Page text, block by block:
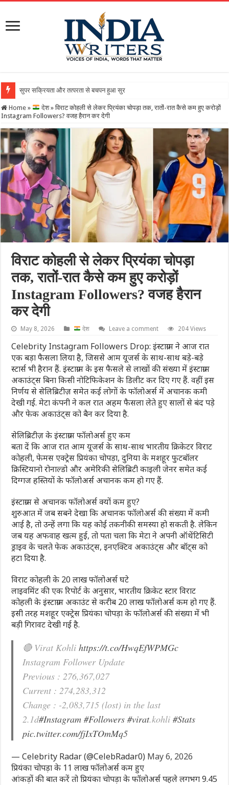
सुपर सक्रियता और तत्परता से बचपन हुआ सुरक्षित, राज्य बाल अधिकार संरक्षण आ
Home » देश » विराट कोहली से लेकर प्रियंका चोपड़ा तक, रातों-रात कैसे कम हुए करोड़ों
Instagram Followers? वजह हैरान कर देगी
विराट कोहली से लेकर प्रियंका चोपड़ा
तक, रातों-रात कैसे कम हुए करोड़ों
Instagram Followers? वजह हैरान
कर देगी
May 8, 2026 देश Leave a comment 204 Views
Celebrity Instagram Followers Drop: इंस्टाग्राम ने आज रात
एक बड़ा फैसला लिया है, जिससे आम यूजर्स के साथ-साथ बड़े-बड़े
स्टार्स भी हैरान हैं. इंस्टाग्राम के इस फैसले से लाखों की संख्या में इंस्टाग्राम
अकाउंट्स बिना किसी नोटिफिकेशन के डिलीट कर दिए गए हैं. वहीं इस
निर्णय से सेलिब्रिटीज़ समेत कई लोगों के फॉलोअर्स में अचानक कमी
देखी गई. मेटा कंपनी ने कल रात अहम फैसला लेते हुए सालों से बंद पड़े
और फेक अकाउंट्स को बैन कर दिया है.
सेलिब्रिटीज़ के इंस्टाग्राम फॉलोअर्स हुए कम
बता दें कि आज रात आम यूजर्स के साथ-साथ भारतीय क्रिकेटर विराट
कोहली, फेमस एक्ट्रेस प्रियंका चोपड़ा, दुनिया के मशहूर फुटबॉलर
क्रिस्टियानो रोनाल्डो और अमेरिकी सेलिब्रिटी काइली जेनर समेत कई
दिग्गज हस्तियों के फॉलोअर्स अचानक कम हो गए हैं.
इंस्टाग्राम से अचानक फॉलोअर्स क्यों कम हुए?
शुरुआत में जब सबने देखा कि अचानक फॉलोअर्स की संख्या में कमी
आई है, तो उन्हें लगा कि यह कोई तकनीकी समस्या हो सकती है. लेकिन
जब यह अफवाह खत्म हुई, तो पता चला कि मेटा ने अपनी ऑथेंटिसिटी
ड्राइव के चलते फेक अकाउंट्स, इनएक्टिव अकाउंट्स और बॉट्स को
हटा दिया है.
विराट कोहली के 20 लाख फॉलोअर्स घटे
लाइवमिंट की एक रिपोर्ट के अनुसार, भारतीय क्रिकेट स्टार विराट
कोहली के इंस्टाग्राम अकाउंट से करीब 20 लाख फॉलोअर्स कम हो गए हैं.
इसी तरह मशहूर एक्ट्रेस प्रियंका चोपड़ा के फॉलोअर्स की संख्या में भी
बड़ी गिरावट देखी गई है.
🔴 Virat Kohlihttps://t.co/HwqEfWPMGc
Instagram Follower Update
Previous : 276,367,027
Current : 274,283,312
Change : -2,083,715 (lost) in the last
2.1d#Instagram #Followers #virat.kohli#Stats
pic.twitter.com/fjIxTOmMq5
— Celebrity Radar (@CelebRadar0) May 6, 2026
प्रियंका चोपड़ा के 11 लाख फॉलोअर्स कम हुए
आंकड़ों की बात करें तो प्रियंका चोपड़ा के फॉलोअर्स पहले लगभग 9.45